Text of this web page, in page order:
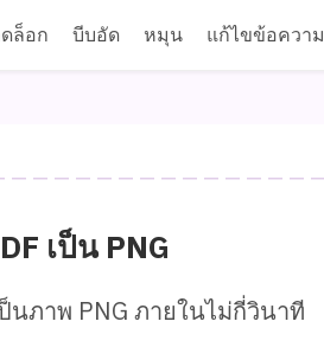
ล็อก บีบอัด หมุน แก้ไขข้อความ
เป็น PNG
ภาพ PNG ภายในไม่กี่วินาที